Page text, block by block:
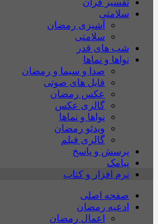
تفسیر قرآن
سلامتی
آشپزی رمضان
سلامتی
شب های قدر
نواها و نماها
صدا و سیما و رمضان
فایل های صوتی
عکس رمضان
گالری عکس
نواها و نماها
ویدئو رمضان
گالری فیلم
پرسش و پاسخ
پیامک
نرم افزار و کتاب
صفحه اصلی
ادعیه رمضان
اعمال رمضان